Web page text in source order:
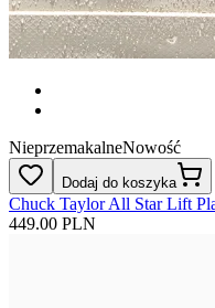
NieprzemakalneNowość
Dodaj do koszyka
Chuck Taylor All Star Lift
449.00 PLN